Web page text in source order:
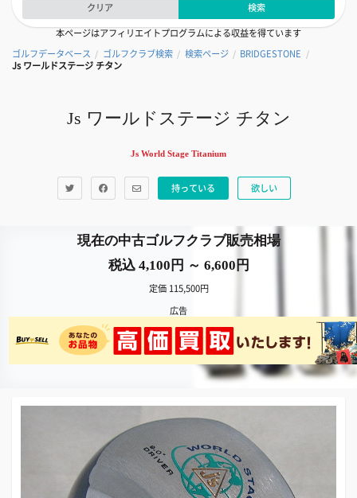
クリア
検索
本ページはアフィリエイトプログラムによる収益を得ています
ゴルフデータベース / ゴルフクラブ検索 / 検索ページ / BRIDGESTONE /
Js ワールドステージ チタン
Js ワールドステージ チタン
Js World Stage Titanium
持っている 欲しい
現在の中古ゴルフクラブ販売相場
税込 4,100円 ～ 6,600円
定価 115,500円
広告